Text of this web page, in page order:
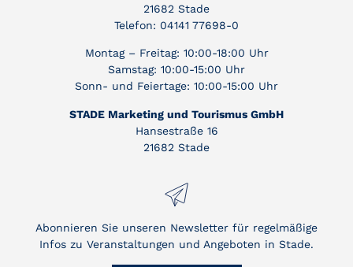
21682 Stade
Telefon: 04141 77698-0
Montag – Freitag: 10:00-18:00 Uhr
Samstag: 10:00-15:00 Uhr
Sonn- und Feiertage: 10:00-15:00 Uhr
STADE Marketing und Tourismus GmbH
Hansestraße 16
21682 Stade
Abonnieren Sie unseren Newsletter für regelmäßige
Infos zu Veranstaltungen und Angeboten in Stade.